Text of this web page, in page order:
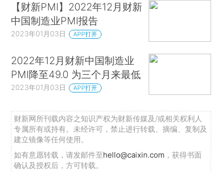
【财新PMI】2022年12月财新
中国制造业PMI报告
2023年01月03日 APP打开
2022年12月财新中国制造业
PMI降至49.0 为三个月来最低
2023年01月03日 APP打开
财新网所刊载内容之知识产权为财新传媒及/或相关权利人
专属所有或持有。未经许可，禁止进行转载、摘编、复制及
建立镜像等任何使用。
如有意愿转载，请发邮件至hello@caixin.com ，获得书面
确认及授权后，方可转载。